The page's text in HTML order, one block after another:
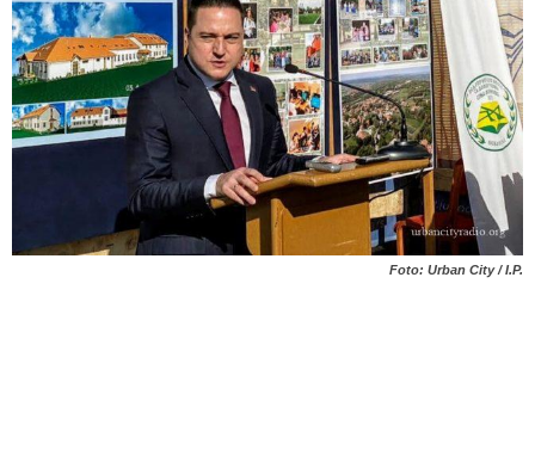
Foto: Urban City / I.P.